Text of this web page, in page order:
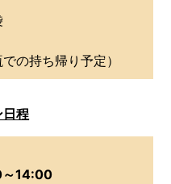
の持ち帰り予定）
日程
14:00